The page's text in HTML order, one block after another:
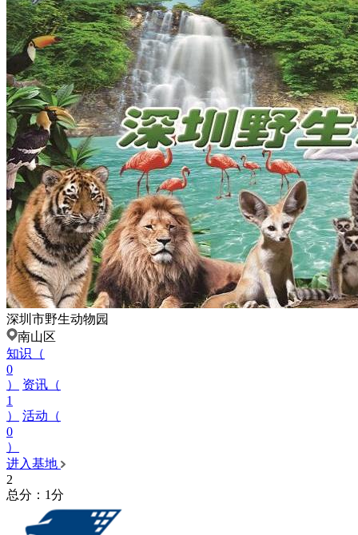
深圳市野生动物园
南山区
知识（
0
）
资讯（
1
）
活动（
0
）
进入基地
2
总分：1分